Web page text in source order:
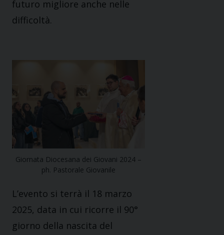
futuro migliore anche nelle
difficoltà.
Giornata Diocesana dei Giovani 2024 –
ph. Pastorale Giovanile
L’evento si terrà il 18 marzo
2025, data in cui ricorre il 90°
giorno della nascita del